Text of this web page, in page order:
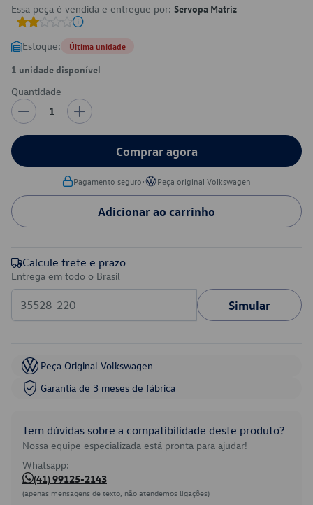
Essa peça é vendida e entregue por: Servopa Matriz
Estoque: Última unidade
1 unidade disponível
Quantidade
1
Comprar agora
Pagamento seguro• Peça original Volkswagen
Adicionar ao carrinho
Calcule frete e prazo
Entrega em todo o Brasil
Simular
Peça Original Volkswagen
Garantia de 3 meses de fábrica
Tem dúvidas sobre a compatibilidade deste produto?
Nossa equipe especializada está pronta para ajudar!
Whatsapp:
(41) 99125-2143
(apenas mensagens de texto, não atendemos ligações)